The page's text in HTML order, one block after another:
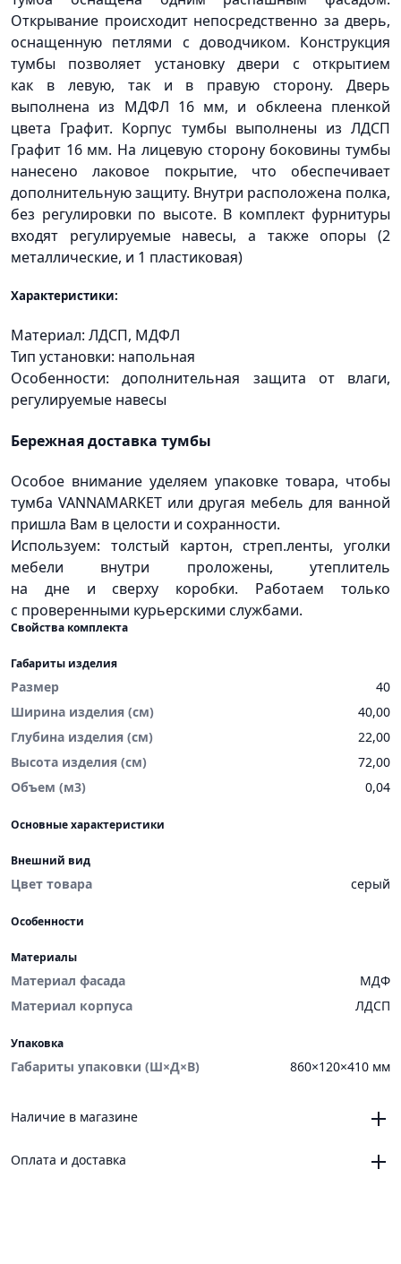
Открывание происходит непосредственно за дверь,
оснащенную петлями с доводчиком. Конструкция
тумбы позволяет установку двери с открытием
как в левую, так и в правую сторону. Дверь
выполнена из МДФЛ 16 мм, и обклеена пленкой
цвета Графит. Корпус тумбы выполнены из ЛДСП
Графит 16 мм. На лицевую сторону боковины тумбы
нанесено лаковое покрытие, что обеспечивает
дополнительную защиту. Внутри расположена полка,
без регулировки по высоте. В комплект фурнитуры
входят регулируемые навесы, а также опоры
(2
металлические, и 1 пластиковая)
Характеристики:
Материал: ЛДСП, МДФЛ
Тип установки: напольная
Особенности: дополнительная защита от влаги,
регулируемые навесы
Бережная доставка тумбы
Особое внимание уделяем упаковке товара, чтобы
тумба VANNAMARKET или другая мебель для ванной
пришла Вам в целости и сохранности.
Используем: толстый картон, стреп.ленты, уголки
мебели внутри проложены, утеплитель
на дне и сверху коробки. Работаем только
с проверенными курьерскими службами.
Свойства комплекта
Габариты изделия
Размер
40
Ширина изделия (см)
40,00
Глубина изделия (см)
22,00
Высота изделия (см)
72,00
Объем (м3)
0,04
Основные характеристики
Внешний вид
Цвет товара серый
Особенности
Материалы
Материал фасада
МДФ
Материал корпуса
ЛДСП
Упаковка
Габариты упаковки (Ш×Д×В) 860×120×410 мм
Наличие в магазине
Троицкий тракт, 21, корпус 3, секция 6
0
Оплата и доставка